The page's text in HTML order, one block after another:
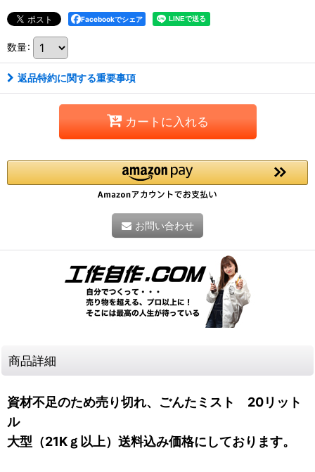
Facebookでシェア
数量:
返品特約に関する重要事項
カートに入れる
お問い合わせ
商品詳細
資材不足のため売り切れ、ごんたミスト 20リット
ル
大型（21Kｇ以上）送料込み価格にしております。